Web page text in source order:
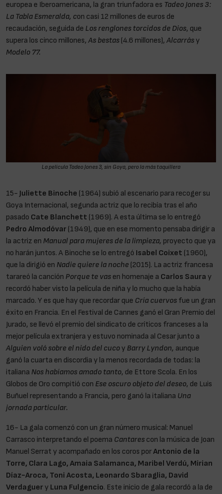
europea e Iberoamericana, la gran triunfadora es Tadeo Jones 3:
La Tabla Esmeralda, con casi 12 millones de euros de
recaudación, seguida de Los renglones torcidos de Dios, que
supera los cinco millones, As bestas (4.6 millones), Alcarrásy
Modelo 77.
La película Tadeo Jones 3, sin Goya, pero la más taquillera
15- Juliette Binoche (1964) subió al escenario para recoger su
Goya Internacional, segunda actriz que lo recibía tras el año
pasado Cate Blanchett (1969). A esta última se lo entregó
Pedro Almodóvar (1949), que en ese momento pensaba dirigir a
la actriz en Manual para mujeres de la limpieza, proyecto que ya
no harán juntos. A Binoche se lo entregó Isabel Coixet (1960),
que la dirigió en Nadie quiere la noche (2015). La actriz francesa
tarareó la canción Porque te vas en homenaje a Carlos Saura y
recordó haber visto la película de niña y lo mucho que la había
marcado. Y es que hay que recordar que Cría cuervos fue un gran
éxito en Francia. En el Festival de Cannes ganó el Gran Premio del
Jurado, se llevó el premio del sindicato de críticos franceses a la
mejor película extranjera y estuvo nominada al Cesar junto a
Alguien voló sobre el nido del cucoy Barry Lyndon, aunque
ganó la cuarta en discordia y la menos recordada de todas: la
italiana Nos habíamos amado tanto, de Ettore Scola. En los
Globos de Oro compitió con Ese oscuro objeto del deseo, de Luis
Buñuel representando a Francia, pero ganó la italiana Una
jornada particular.
16- La gala comenzó con un gran número musical: Manuel
Carrasco interpretando el poema Cantares con la música de Joan
Manuel Serrat y acompañado en los coros porAntonio de la
Torre, Clara Lago, Amaia Salamanca, Maribel Verdú, Mirian
Díaz-Aroca, Toni Acosta, Leonardo Sbaraglia, David
Verdaguery Luna Fulgencio. Este inicio de gala recordó a la de